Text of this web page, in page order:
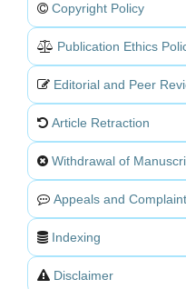
Copyright Policy
Publication Ethics
Editorial and Peer
Article Retraction
Withdrawal of
Appeals and
Indexing
Disclaimer